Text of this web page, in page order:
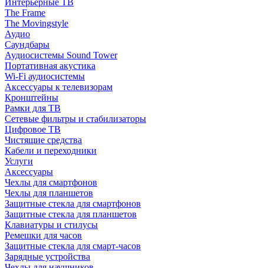
Интерьерные ТВ
The Frame
The Movingstyle
Аудио
Саундбары
Аудиосистемы Sound Tower
Портативная акустика
Wi-Fi аудиосистемы
Аксессуары к телевизорам
Кронштейны
Рамки для ТВ
Сетевые фильтры и стабилизаторы
Цифровое ТВ
Чистящие средства
Кабели и переходники
Услуги
Аксессуары
Чехлы для смартфонов
Чехлы для планшетов
Защитные стекла для смартфонов
Защитные стекла для планшетов
Клавиатуры и стилусы
Ремешки для часов
Защитные стекла для смарт-часов
Зарядные устройства